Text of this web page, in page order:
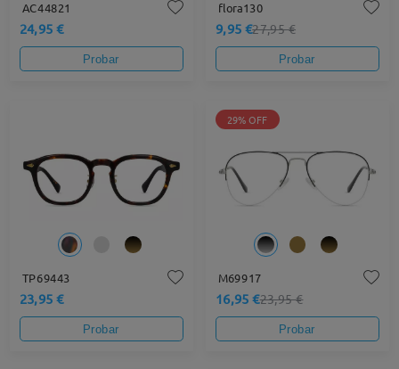
AC44821
24,95 €
Probar
flora130
9,95 €27,95 €
Probar
TP69443
23,95 €
Probar
29% OFF
M69917
16,95 €23,95 €
Probar